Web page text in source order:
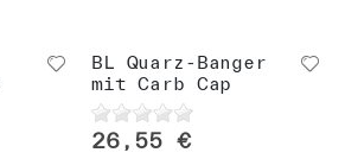
BL Quarz-Banger
mit Carb Cap
26,55 €